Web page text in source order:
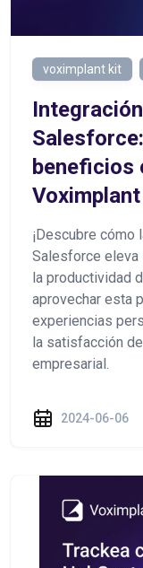
voximplant kit
beneficios
¡Descubre
Salesforce
la productividad
aprovechar esta
experiencias
la satisfacción
empresarial.
2024-06-06